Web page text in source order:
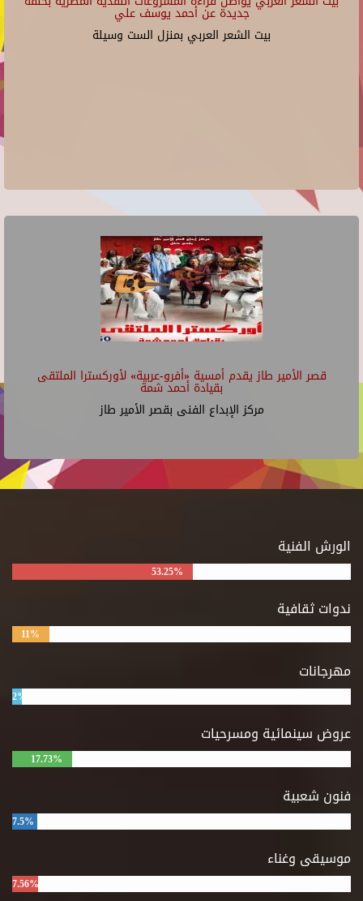
جديدة عن أحمد يوسف علي
بيت الشعر العربي بمنزل الست وسيلة
قصر الأمير طاز يقدم أمسية «أفرو-عربية» لأوركسترا الملتقى
بقيادة أحمد شمة
مركز الإبداع الفنى بقصر الأمير طاز
الورش الفنية
53.25%
ندوات ثقافية
11%
مهرجانات
2%
عروض سينمائية ومسرحيات
17.73%
فنون شعبية
7.5%
موسيقى وغناء
7.56%